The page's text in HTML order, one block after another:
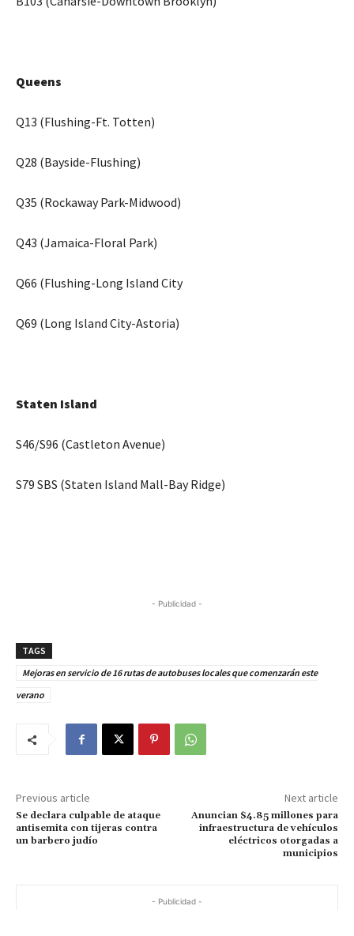
Queens
Q13 (Flushing-Ft. Totten)
Q28 (Bayside-Flushing)
Q35 (Rockaway Park-Midwood)
Q43 (Jamaica-Floral Park)
Q66 (Flushing-Long Island City
Q69 (Long Island City-Astoria)
Staten Island
S46/S96 (Castleton Avenue)
S79 SBS (Staten Island Mall-Bay Ridge)
- Publicidad -
TAGS
Mejoras en servicio de 16 rutas de autobuses locales que comenzarán este
verano
Previous article
Se declara culpable de ataque
antisemita con tijeras contra
un barbero judío
Next article
Anuncian $4.85 millones para
infraestructura de vehículos
eléctricos otorgadas a
municipios
- Publicidad -